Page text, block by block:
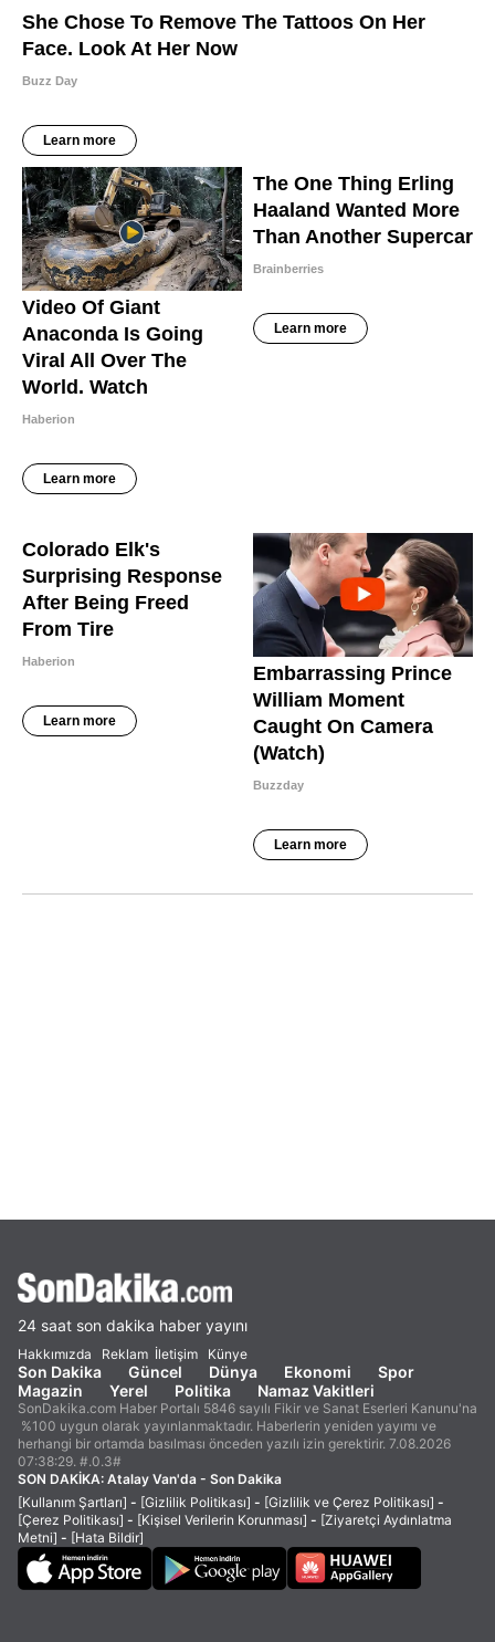
24 saat son dakika haber yayını
Hakkımızda Reklam İletişim Künye
Son Dakika Güncel Dünya Ekonomi
Spor
Magazin
Yerel Politika Namaz Vakitleri
SonDakika.com Haber Portalı 5846 sayılı Fikir ve Sanat Eserleri Kanunu'na
%100 uygun olarak yayınlanmaktadır. Haberlerin yeniden yayımı ve
herhangi bir ortamda basılması önceden yazılı izin gerektirir. 7.08.2026
07:38:29. #.0.3#
SON DAKİKA: Atalay Van'da - Son Dakika
[Kullanım Şartları] - [Gizlilik Politikası] - [Gizlilik ve Çerez Politikası] -
[Çerez Politikası] - [Kişisel Verilerin Korunması] - [Ziyaretçi Aydınlatma
Metni] - [Hata Bildir]